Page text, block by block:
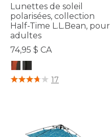
Lunettes de soleil
polarisées, collection
Half-Time L.L.Bean, pour
adultes
74,95 $ CA
5 sur 5 Évaluation des clients
17